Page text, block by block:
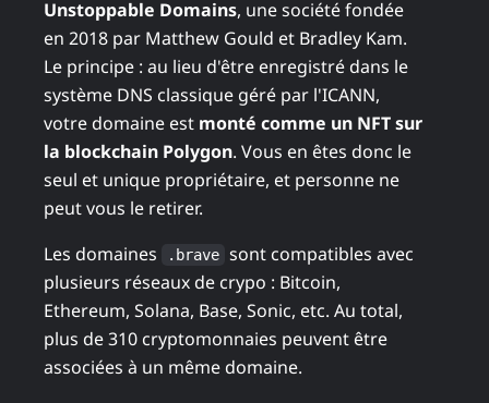
Unstoppable Domains, une société fondée
en 2018 par Matthew Gould et Bradley Kam.
Le principe : au lieu d'être enregistré dans le
système DNS classique géré par l'ICANN,
votre domaine est monté comme un NFT sur
la blockchain Polygon. Vous en êtes donc le
seul et unique propriétaire, et personne ne
peut vous le retirer.
Les domaines
.brave sont compatibles avec
plusieurs réseaux de crypo : Bitcoin,
Ethereum, Solana, Base, Sonic, etc. Au total,
plus de 310 cryptomonnaies peuvent être
associées à un même domaine.